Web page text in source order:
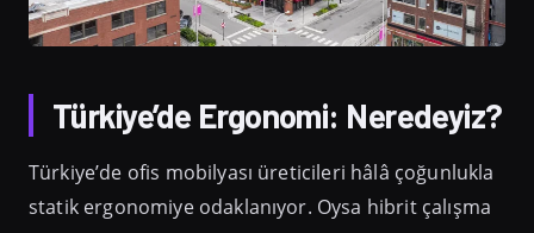
Türkiye’de Ergonomi: Neredeyiz?
Türkiye’de ofis mobilyası üreticileri hâlâ çoğunlukla
statik ergonomiye odaklanıyor. Oysa hibrit çalışma